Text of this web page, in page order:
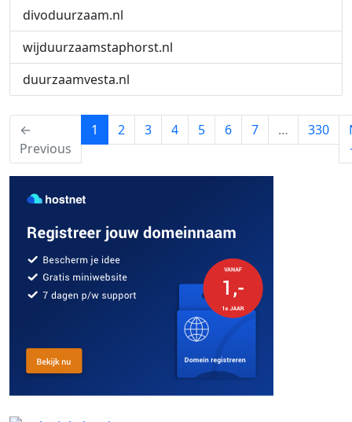
divoduurzaam.nl
wijduurzaamstaphorst.nl
duurzaamvesta.nl
←
Previous
1 (current)
2 3 4 5 6 7 … 330